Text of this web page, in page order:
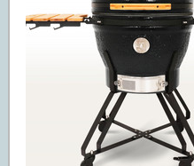
Машины смита(3)
Свободные веса
(20)
Гантели и штанги
Реабилитация и лечение(5)